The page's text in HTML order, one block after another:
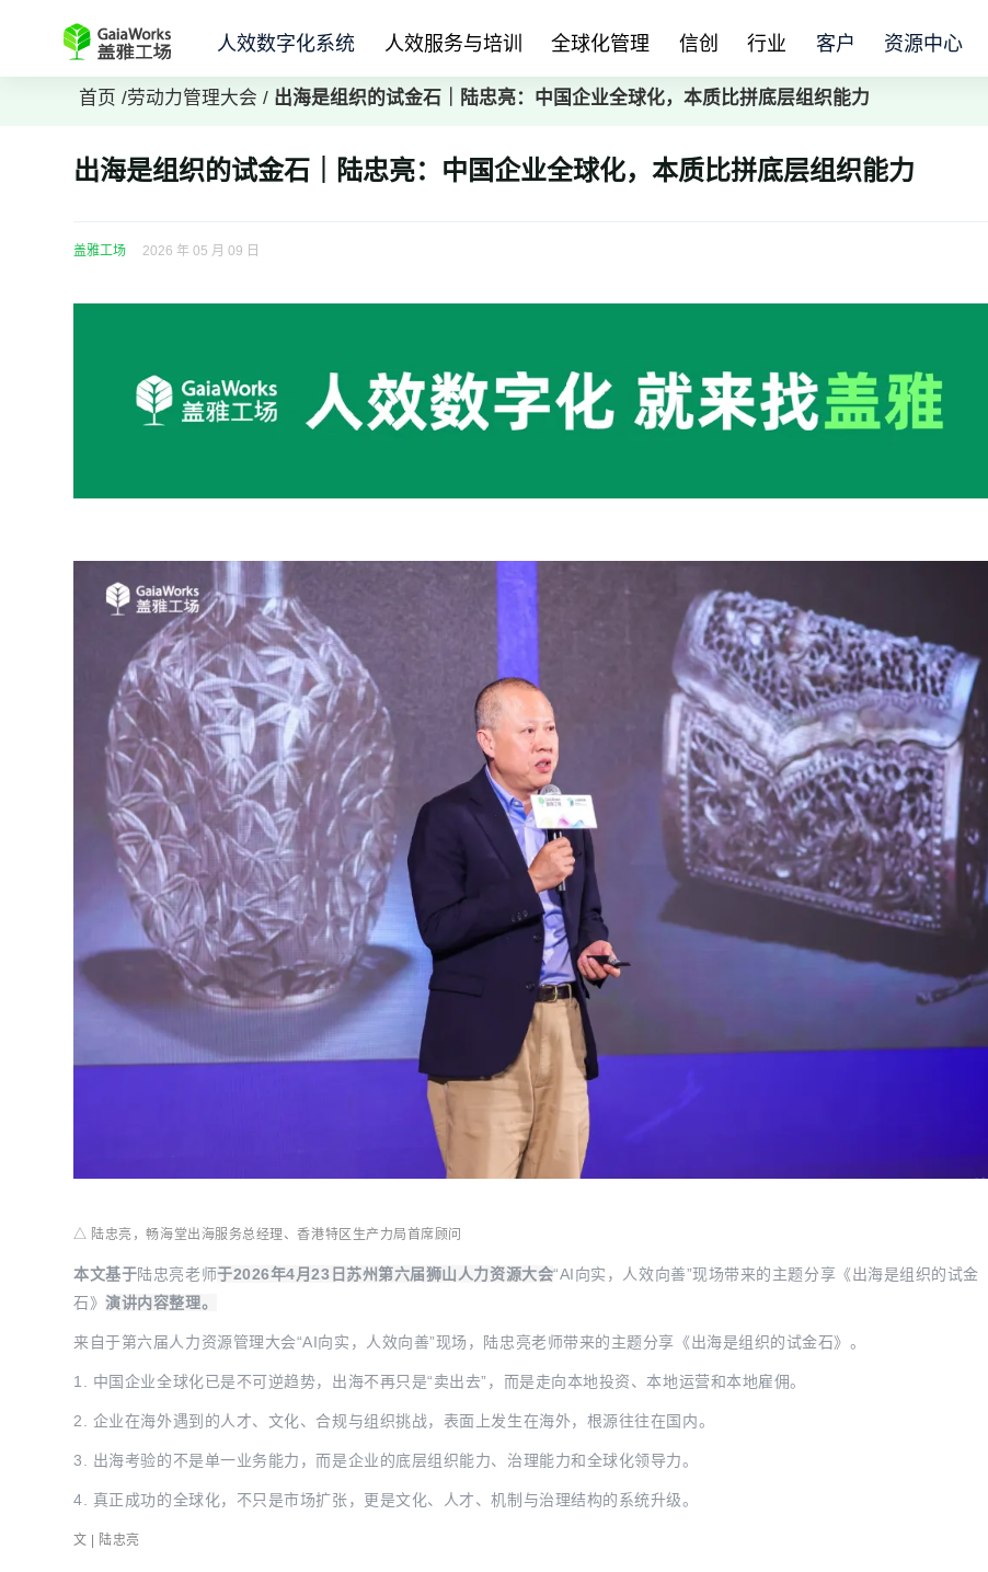
人效数字化系统 人效服务与培训 全球化管理 信创 行业 客户 资源中心
首页 /劳动力管理大会 / 出海是组织的试金石｜陆忠亮：中国企业全球化，本质比拼底层组织能力
出海是组织的试金石｜陆忠亮：中国企业全球化，本质比拼底层组织能力
盖雅工场 2026 年 05 月 09 日
△ 陆忠亮，畅海堂出海服务总经理、香港特区生产力局首席顾问
本文基于陆忠亮老师于2026年4月23日苏州第六届狮山人力资源大会“AI向实，人效向善”现场带来的主题分享《出海是组织的试金
石》演讲内容整理。
来自于第六届人力资源管理大会“AI向实，人效向善”现场，陆忠亮老师带来的主题分享《出海是组织的试金石》。
1. 中国企业全球化已是不可逆趋势，出海不再只是“卖出去”，而是走向本地投资、本地运营和本地雇佣。
2. 企业在海外遇到的人才、文化、合规与组织挑战，表面上发生在海外，根源往往在国内。
3. 出海考验的不是单一业务能力，而是企业的底层组织能力、治理能力和全球化领导力。
4. 真正成功的全球化，不只是市场扩张，更是文化、人才、机制与治理结构的系统升级。
文 | 陆忠亮